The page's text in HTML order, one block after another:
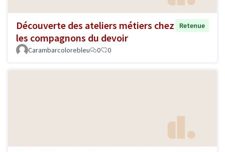
Découverte des ateliers métiers chez
les compagnons du devoir
Retenue
Carambarcolorebleu 0 0